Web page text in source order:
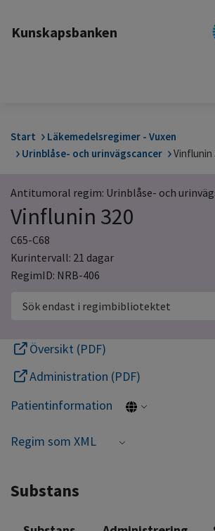
Kunskapsbanken
Start
Läkemedelsregimer - Vuxen
Urinblåse- och urinvägscancer
Vinflunin
Antitumoral regim: Urinblåse- och
Vinflunin 320
C65-C68
Kurintervall: 21 dagar
RegimID: NRB-406
Sök endast i regimbibliotektet
Översikt (PDF)
Administration (PDF)
Patientinformation
Regim som XML
Substans